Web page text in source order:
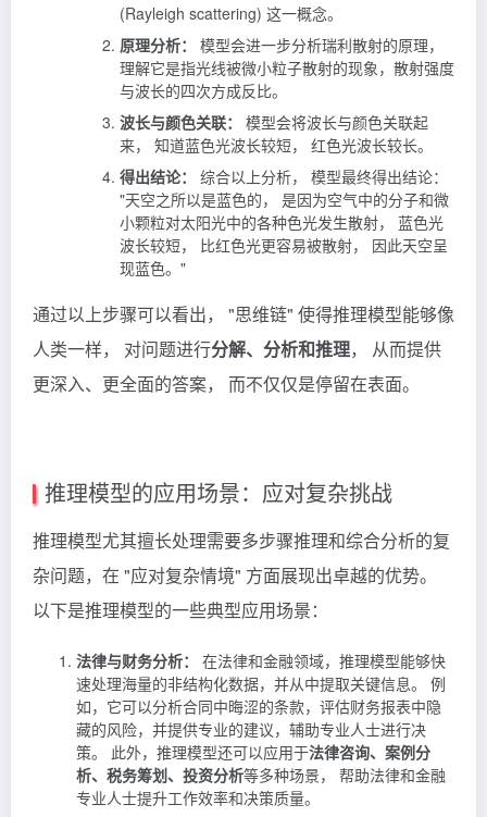
(Rayleigh scattering) 这一概念。
原理分析：
模型会进一步分析瑞利散射的原理，
理解它是指光线被微小粒子散射的现象，散射强度
与波长的四次方成反比。
波长与颜色关联：
模型会将波长与颜色关联起
来， 知道蓝色光波长较短， 红色光波长较长。
得出结论：
综合以上分析， 模型最终得出结论：
"天空之所以是蓝色的， 是因为空气中的分子和微
小颗粒对太阳光中的各种色光发生散射， 蓝色光
波长较短， 比红色光更容易被散射， 因此天空呈
现蓝色。"
通过以上步骤可以看出， "思维链" 使得推理模型能够像
人类一样， 对问题进行分解、分析和推理， 从而提供
更深入、更全面的答案， 而不仅仅是停留在表面。
推理模型的应用场景：应对复杂挑战
推理模型尤其擅长处理需要多步骤推理和综合分析的复
杂问题，在 "应对复杂情境" 方面展现出卓越的优势。
以下是推理模型的一些典型应用场景：
法律与财务分析：
在法律和金融领域，推理模型能够快
速处理海量的非结构化数据，并从中提取关键信息。 例
如，它可以分析合同中晦涩的条款，评估财务报表中隐
藏的风险，并提供专业的建议，辅助专业人士进行决
策。 此外，推理模型还可以应用于法律咨询、案例分
析、税务筹划、投资分析等多种场景， 帮助法律和金融
专业人士提升工作效率和决策质量。